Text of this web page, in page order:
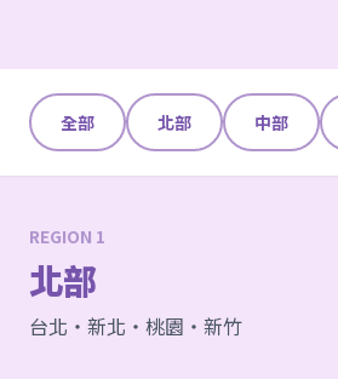
全部 北部 中部
REGION 1
北部
台北・新北・桃園・新竹